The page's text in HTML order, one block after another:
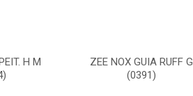
H M
ZEE NOX GUIA RUFF G
(0391)